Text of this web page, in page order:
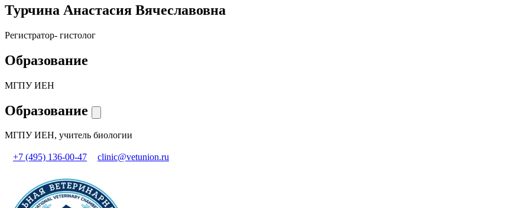
Турчина Анастасия Вячеславовна
Регистратор- гистолог
Образование
МГПУ ИЕН
Образование
МГПУ ИЕН, учитель биологии
+7 (495) 136-00-47 clinic@vetunion.ru